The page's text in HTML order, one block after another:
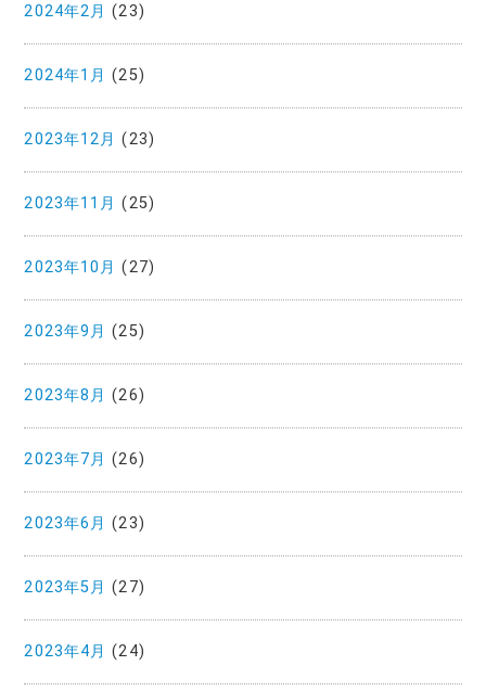
2024年2月 (23)
2024年1月 (25)
2023年12月 (23)
2023年11月 (25)
2023年10月 (27)
2023年9月 (25)
2023年8月 (26)
2023年7月 (26)
2023年6月 (23)
2023年5月 (27)
2023年4月 (24)